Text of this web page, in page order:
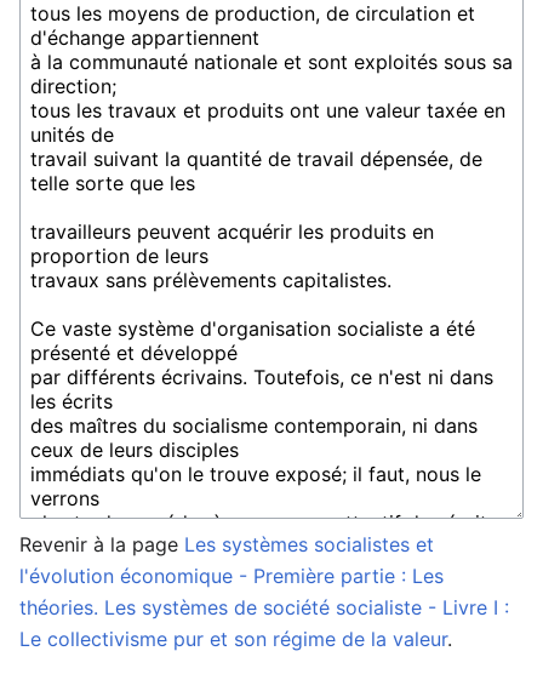
Revenir à la page Les systèmes socialistes et
l'évolution économique - Première partie : Les
théories. Les systèmes de société socialiste - Livre I :
Le collectivisme pur et son régime de la valeur.